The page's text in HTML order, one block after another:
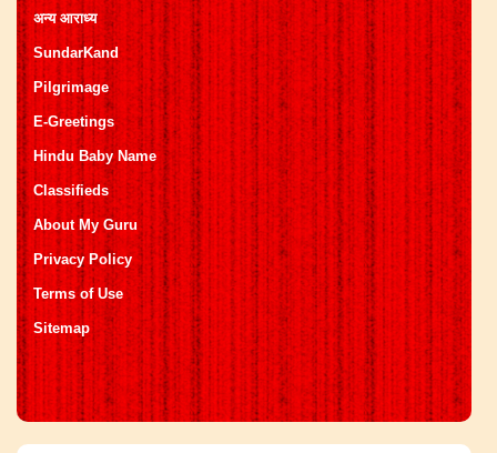
अन्य आराध्य
SundarKand
Pilgrimage
E-Greetings
Hindu Baby Name
Classifieds
About My Guru
Privacy Policy
Terms of Use
Sitemap